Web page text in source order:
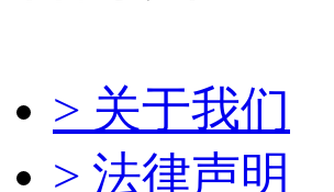
> 关于我们
> 法律声明